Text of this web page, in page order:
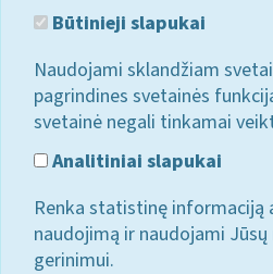
Būtinieji slapukai
Naudojami sklandžiam
pagrindines svetainės
svetainė negali tinkamai
Analitiniai slapukai
Renka statistinę informaciją
naudojimą ir naudojami
gerinimui.